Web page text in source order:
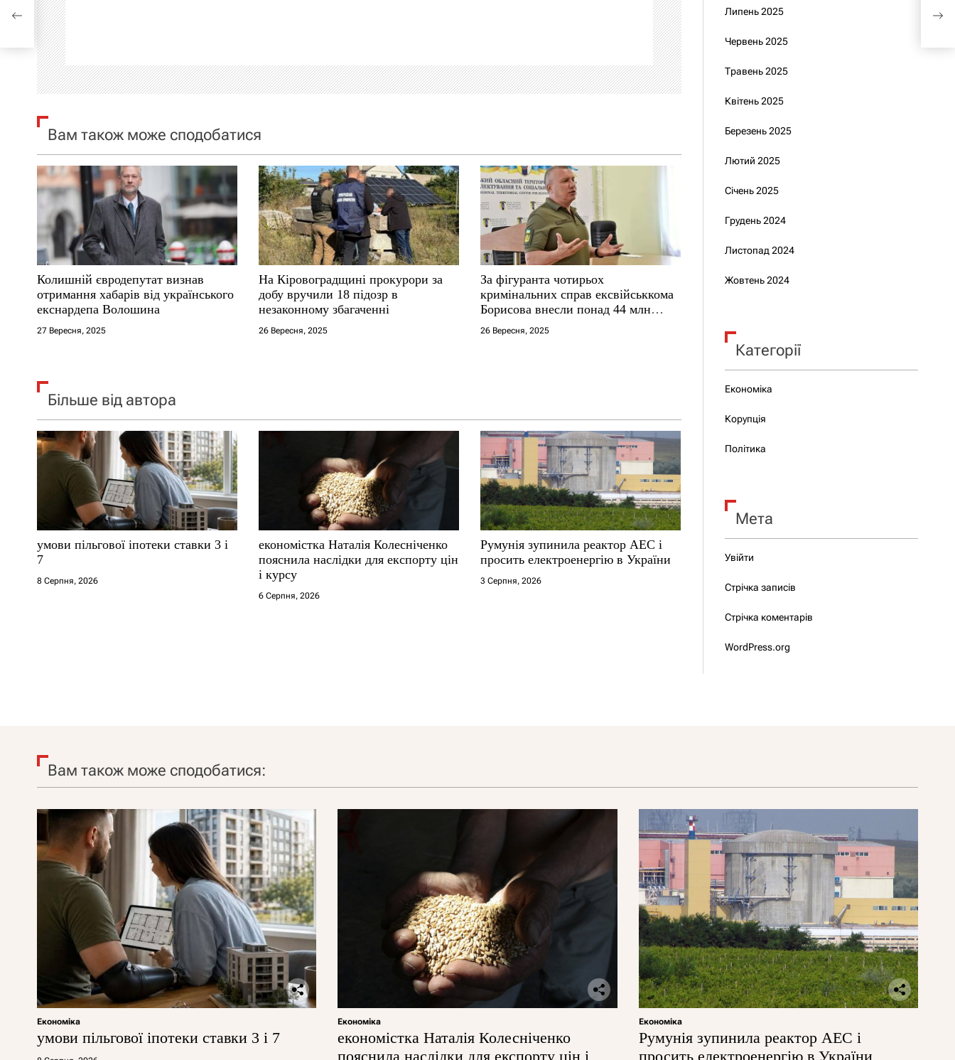
а
ц
і
я
а
и
с
і
в
Вам також може сподобатися
Колишній євродепутат визнав
отримання хабарів від українського
екснардепа Волошина
27 Вересня, 2025
На Кіровоградщині прокурори за
добу вручили 18 підозр в
незаконному збагаченні
26 Вересня, 2025
За фігуранта чотирьох
кримінальних справ ексвійськкома
Борисова внесли понад 44 млн
застави
26 Вересня, 2025
Більше від автора
умови пільгової іпотеки ставки 3 і
7
8 Серпня, 2026
економістка Наталія Колесніченко
пояснила наслідки для експорту цін
і курсу
6 Серпня, 2026
Румунія зупинила реактор АЕС і
просить електроенергію в України
3 Серпня, 2026
Липень 2025
Червень 2025
Травень 2025
Квітень 2025
Березень 2025
Лютий 2025
Січень 2025
Грудень 2024
Листопад 2024
Жовтень 2024
Категорії
Економіка
Корупція
Політика
Мета
Увійти
Стрічка записів
Стрічка коментарів
WordPress.org
Вам також може сподобатися:
Економіка
умови пільгової іпотеки ставки 3 і 7
Економіка
економістка Наталія Колесніченко
пояснила наслідки для експорту цін і
Економіка
Румунія зупинила реактор АЕС і
просить електроенергію в України